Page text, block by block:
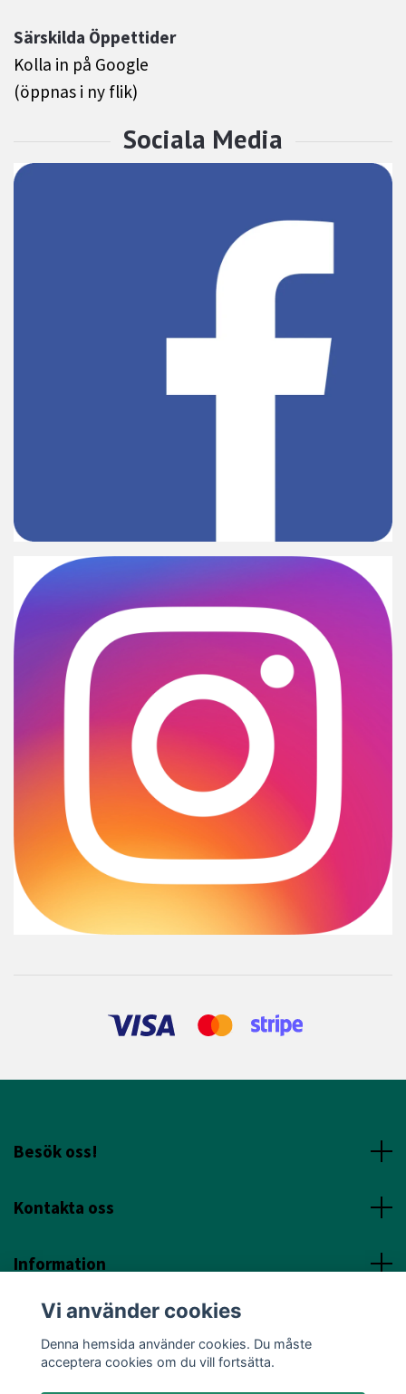
Särskilda Öppettider
Kolla in på Google
(öppnas i ny flik)
Besök oss!
Kontakta oss
Information
Sociala Media
Vi använder cookies
Denna hemsida använder cookies. Du måste
acceptera cookies om du vill fortsätta.